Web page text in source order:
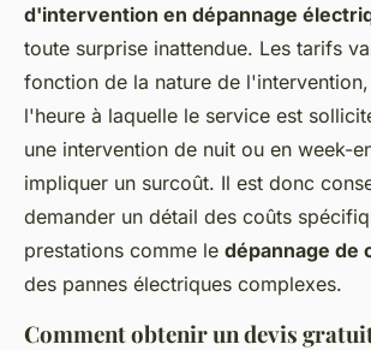
d'intervention en dépannage
toute surprise inattendue. Les tarifs
fonction de la nature de
l'heure à laquelle le service est
une intervention de nuit ou en week-
impliquer un surcoût. Il est donc
demander un détail des coûts
prestations comme le dépannage de
des pannes électriques complexes.
Comment obtenir un devis